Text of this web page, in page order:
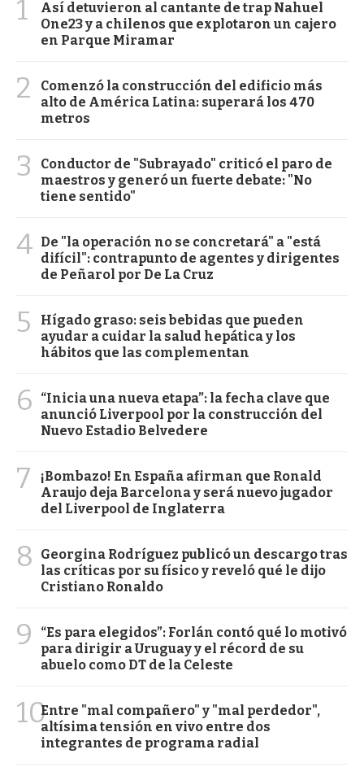
1
Así detuvieron al cantante de trap Nahuel
One23 y a chilenos que explotaron un cajero
en Parque Miramar
2
Comenzó la construcción del edificio más
alto de América Latina: superará los 470
metros
3
Conductor de "Subrayado" criticó el paro de
maestros y generó un fuerte debate: "No
tiene sentido"
4 De "la operación no se concretará" a "está
difícil": contrapunto de agentes y dirigentes
de Peñarol por De La Cruz
5
Hígado graso: seis bebidas que pueden
ayudar a cuidar la salud hepática y los
hábitos que las complementan
6
“Inicia una nueva etapa”: la fecha clave que
anunció Liverpool por la construcción del
Nuevo Estadio Belvedere
7
¡Bombazo! En España afirman que Ronald
Araujo deja Barcelona y será nuevo jugador
del Liverpool de Inglaterra
8
Georgina Rodríguez publicó un descargo tras
las críticas por su físico y reveló qué le dijo
Cristiano Ronaldo
9
“Es para elegidos”: Forlán contó qué lo motivó
para dirigir a Uruguay y el récord de su
abuelo como DT de la Celeste
10Entre "mal compañero" y "mal perdedor",
altísima tensión en vivo entre dos
integrantes de programa radial